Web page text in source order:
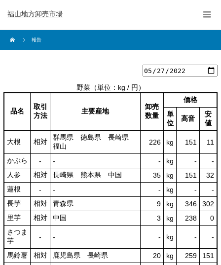
福山地方卸売市場
報告
野菜（単位：kg / 円）
品名
取引
方法
主要産地
卸売
数量
価格
単
位
高音
安
値
大根 相対
群馬県 徳島県 長崎県
福山
226 kg 151 11
かぶら ‐ ‐ ‐ kg -
‐
人参
相対 長崎県 熊本県 中国 35 kg 151
32
蓮根
‐ ‐ ‐ kg -
‐
長芋
相対 青森県 9 kg 346
302
里芋
相対 中国 3 kg 238
0
さつま
芋
‐ ‐ ‐ kg - ‐
馬鈴薯 相対 鹿児島県 長崎県 20 kg 259
151